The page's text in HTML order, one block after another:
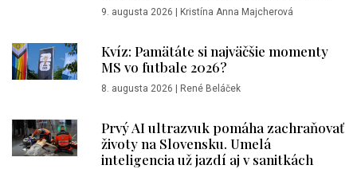
9. augusta 2026 | Kristína Anna Majcherová
Kvíz: Pamätáte si najväčšie momenty
MS vo futbale 2026?
8. augusta 2026 | René Beláček
Prvý AI ultrazvuk pomáha zachraňovať
životy na Slovensku. Umelá
inteligencia už jazdí aj v sanitkách